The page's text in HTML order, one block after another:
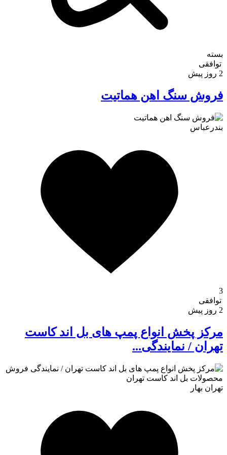
بسته
توافقی
فروش سنگ اهن هماتیت
بندرعباس
توافقی
مرکز پخش انواع پمپ های بل اند کاست
تهران / نمایندگی...
تهرانبهار